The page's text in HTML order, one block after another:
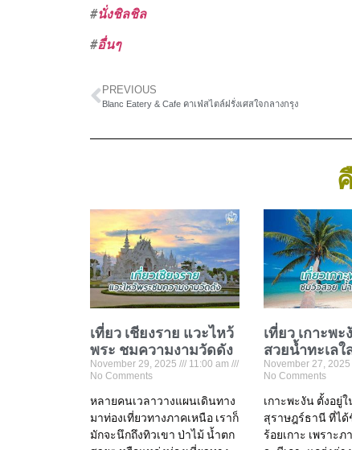
#นั่งชิลชิล
#อื่นๆ
PREVIOUS
Blanc Eatery & Cafe คาเฟ่สไตล์ฝรั่งเศสใจกลางกรุง
เที่ยว เชียงราย แวะไหว้
พระ ชมความงามวัดดัง
November 29, 2025
11:00 am
No Comments
หลายคนเวลาวางแผนเดินทาง
มาท่องเที่ยวทางภาคเหนือ เราก็
มักจะนึกถึงทิวเขา ป่าไม้ น้ำตก
เที่ยว เกาะพ
สวยน้ำทะเลใ
November 27,
No Comments
เกาะพะงัน ตั้งอยู่
สุราษฎร์ธานี ที่ได้
ร้อยเกาะ เพราะภ